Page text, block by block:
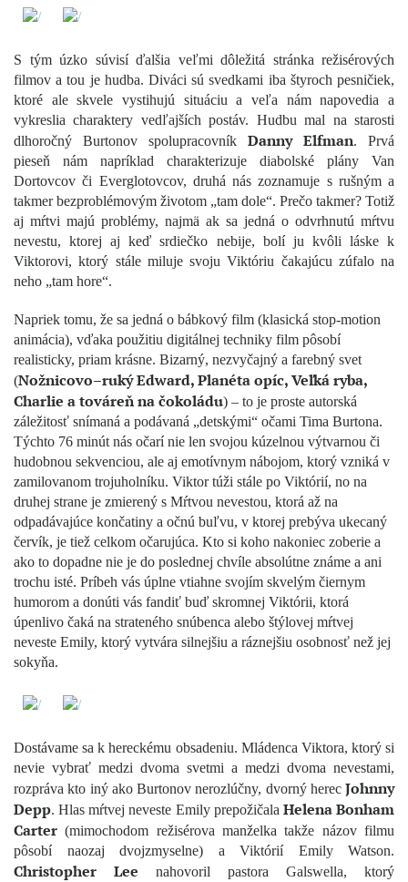
S tým úzko súvisí ďalšia veľmi dôležitá stránka režisérových
filmov a tou je hudba. Diváci sú svedkami iba štyroch pesničiek,
ktoré ale skvele vystihujú situáciu a veľa nám napovedia a
vykreslia charaktery vedľajších postáv. Hudbu mal na starosti
dlhoročný Burtonov spolupracovník Danny Elfman. Prvá
pieseň nám napríklad charakterizuje diabolské plány Van
Dortovcov či Everglotovcov, druhá nás zoznamuje s rušným a
takmer bezproblémovým životom „tam dole“. Prečo takmer? Totiž
aj mŕtvi majú problémy, najmä ak sa jedná o odvrhnutú mŕtvu
nevestu, ktorej aj keď srdiečko nebije, bolí ju kvôli láske k
Viktorovi, ktorý stále miluje svoju Viktóriu čakajúcu zúfalo na
neho „tam hore“.
Napriek tomu, že sa jedná o bábkový film (klasická stop-motion
animácia), vďaka použitiu digitálnej techniky film pôsobí
realisticky, priam krásne. Bizarný, nezvyčajný a farebný svet
(Nožnicovo–ruký Edward, Planéta opíc, Veľká ryba,
Charlie a továreň na čokoládu) – to je proste autorská
záležitosť snímaná a podávaná „detskými“ očami Tima Burtona.
Týchto 76 minút nás očarí nie len svojou kúzelnou výtvarnou či
hudobnou sekvenciou, ale aj emotívnym nábojom, ktorý vzniká v
zamilovanom trojuholníku. Viktor túži stále po Viktórií, no na
druhej strane je zmierený s Mŕtvou nevestou, ktorá až na
odpadávajúce končatiny a očnú buľvu, v ktorej prebýva ukecaný
červík, je tiež celkom očarujúca. Kto si koho nakoniec zoberie a
ako to dopadne nie je do poslednej chvíle absolútne známe a ani
trochu isté. Príbeh vás úplne vtiahne svojím skvelým čiernym
humorom a donúti vás fandiť buď skromnej Viktórii, ktorá
úpenlivo čaká na strateného snúbenca alebo štýlovej mŕtvej
neveste Emily, ktorý vytvára silnejšiu a ráznejšiu osobnosť než jej
sokyňa.
Dostávame sa k hereckému obsadeniu. Mládenca Viktora, ktorý si
nevie vybrať medzi dvoma svetmi a medzi dvoma nevestami,
rozpráva kto iný ako Burtonov nerozlúčny, dvorný herec Johnny
Depp. Hlas mŕtvej neveste Emily prepožičala Helena Bonham
Carter (mimochodom režisérova manželka takže názov filmu
pôsobí naozaj dvojzmyselne) a Viktórií Emily Watson.
Christopher Lee nahovoril pastora Galswella, ktorý